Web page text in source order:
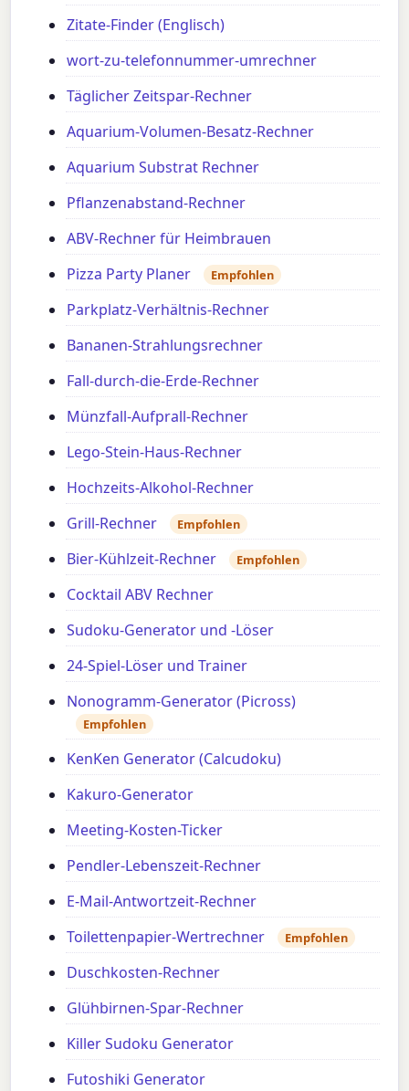
Zitate-Finder (Englisch)
wort-zu-telefonnummer-umrechner
Täglicher Zeitspar-Rechner
Aquarium-Volumen-Besatz-Rechner
Aquarium Substrat Rechner
Pflanzenabstand-Rechner
ABV-Rechner für Heimbrauen
Pizza Party Planer
Empfohlen
Parkplatz-Verhältnis-Rechner
Bananen-Strahlungsrechner
Fall-durch-die-Erde-Rechner
Münzfall-Aufprall-Rechner
Lego-Stein-Haus-Rechner
Hochzeits-Alkohol-Rechner
Grill-Rechner
Empfohlen
Bier-Kühlzeit-Rechner Empfohlen
Cocktail ABV Rechner
Sudoku-Generator und -Löser
24-Spiel-Löser und Trainer
Nonogramm-Generator (Picross)
Empfohlen
KenKen Generator (Calcudoku)
Kakuro-Generator
Meeting-Kosten-Ticker
Pendler-Lebenszeit-Rechner
E-Mail-Antwortzeit-Rechner
Toilettenpapier-Wertrechner
Empfohlen
Duschkosten-Rechner
Glühbirnen-Spar-Rechner
Killer Sudoku Generator
Futoshiki Generator